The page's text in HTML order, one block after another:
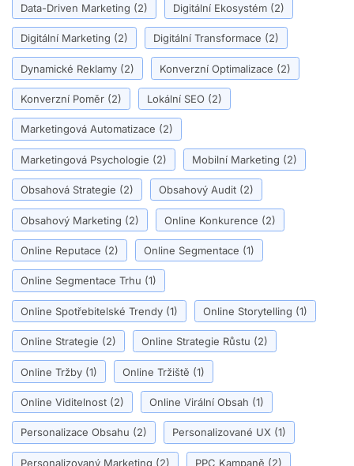
Data-Driven Marketing (2) Digitální Ekosystém (2)
Digitální Marketing (2) Digitální Transformace (2)
Dynamické Reklamy (2) Konverzní Optimalizace (2)
Konverzní Poměr (2) Lokální SEO (2)
Marketingová Automatizace (2)
Marketingová Psychologie (2) Mobilní Marketing (2)
Obsahová Strategie (2) Obsahový Audit (2)
Obsahový Marketing (2) Online Konkurence (2)
Online Reputace (2) Online Segmentace (1)
Online Segmentace Trhu (1)
Online Spotřebitelské Trendy (1) Online Storytelling (1)
Online Strategie (2) Online Strategie Růstu (2)
Online Tržby (1) Online Tržiště (1)
Online Viditelnost (2) Online Virální Obsah (1)
Personalizace Obsahu (2) Personalizované UX (1)
Personalizovaný Marketing (2) PPC Kampaně (2)